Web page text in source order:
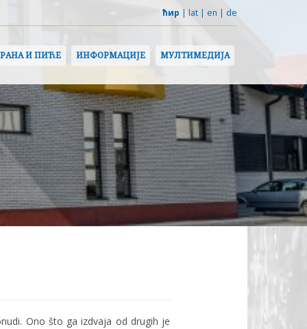
ћир | lat | en | de
И ПИЋЕ ИНФОРМАЦИЈЕ МУЛТИМЕДИЈА
Ono što ga izdvaja od drugih je